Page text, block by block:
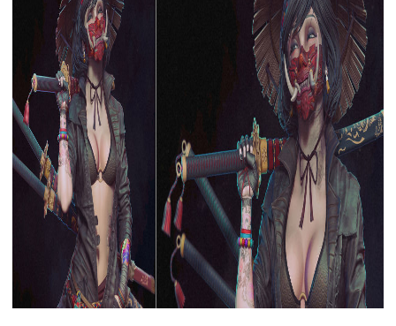
渲染大赛
泛CG交流会
渲染大赛
泛CG交流会
渲染大赛
泛CG交流会
渲染大赛
泛CG交流会
渲染大赛
泛CG交流会
渲染大赛
泛CG交流会
特惠专区
云渲染优惠攻略
青云平台
教育优惠
云渲染优惠攻略
青云平台
教育优惠
云渲染优惠攻略
青云平台
教育优惠
云渲染优惠攻略
青云平台
教育优惠
云渲染优惠攻略
青云平台
教育优惠
云渲染优惠攻略
青云平台
教育优惠
关于我们
下载动画客户端
效果图客户端
动画客户端
效果图客户端
动画客户端
效果图客户端
动画客户端
效果图客户端
动画客户端
效果图客户端
动画客户端
效果图客户端
帮助/教程
登录